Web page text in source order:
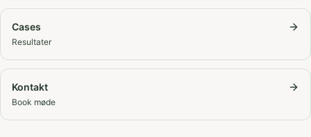
Cases
Resultater
Kontakt
Book møde